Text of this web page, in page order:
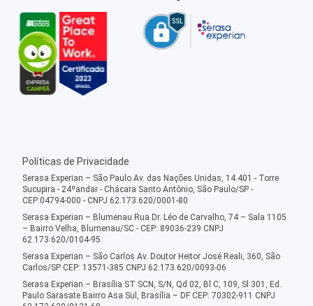
Políticas de Privacidade
Serasa Experian – São Paulo Av. das Nações Unidas, 14.401 - Torre
Sucupira - 24ºandar - Chácara Santo Antônio, São Paulo/SP -
CEP:04794-000 - CNPJ 62.173.620/0001-80
Serasa Experian – Blumenau Rua Dr. Léo de Carvalho, 74 – Sala 1105
– Bairro Velha, Blumenau/SC - CEP: 89036-239 CNPJ
62.173.620/0104-95
Serasa Experian – São Carlos Av. Doutor Heitor José Reali, 360, São
Carlos/SP CEP: 13571-385 CNPJ 62.173.620/0093-06
Serasa Experian – Brasília ST SCN, S/N, Qd 02, Bl C, 109, Sl 301, Ed.
Paulo Sarasate Bairro Asa Sul, Brasília – DF CEP: 70302-911 CNPJ